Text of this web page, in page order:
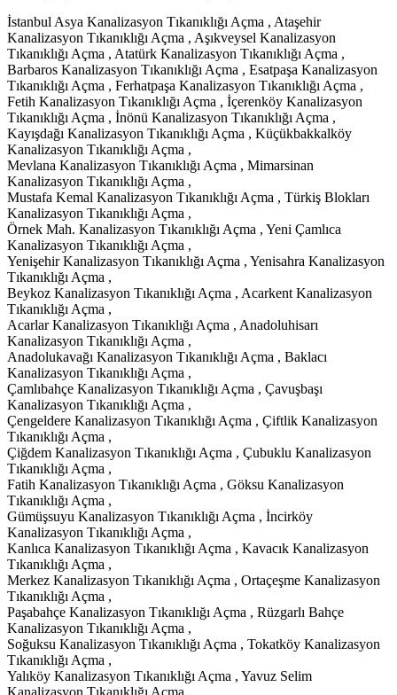
İstanbul Asya Kanalizasyon Tıkanıklığı Açma , Ataşehir
Kanalizasyon Tıkanıklığı Açma , Aşıkveysel Kanalizasyon
Tıkanıklığı Açma , Atatürk Kanalizasyon Tıkanıklığı Açma ,
Barbaros Kanalizasyon Tıkanıklığı Açma , Esatpaşa Kanalizasyon
Tıkanıklığı Açma , Ferhatpaşa Kanalizasyon Tıkanıklığı Açma ,
Fetih Kanalizasyon Tıkanıklığı Açma , İçerenköy Kanalizasyon
Tıkanıklığı Açma , İnönü Kanalizasyon Tıkanıklığı Açma ,
Kayışdağı Kanalizasyon Tıkanıklığı Açma , Küçükbakkalköy
Kanalizasyon Tıkanıklığı Açma ,
Mevlana Kanalizasyon Tıkanıklığı Açma , Mimarsinan
Kanalizasyon Tıkanıklığı Açma ,
Mustafa Kemal Kanalizasyon Tıkanıklığı Açma , Türkiş Blokları
Kanalizasyon Tıkanıklığı Açma ,
Örnek Mah. Kanalizasyon Tıkanıklığı Açma , Yeni Çamlıca
Kanalizasyon Tıkanıklığı Açma ,
Yenişehir Kanalizasyon Tıkanıklığı Açma , Yenisahra Kanalizasyon
Tıkanıklığı Açma ,
Beykoz Kanalizasyon Tıkanıklığı Açma , Acarkent Kanalizasyon
Tıkanıklığı Açma ,
Acarlar Kanalizasyon Tıkanıklığı Açma , Anadoluhisarı
Kanalizasyon Tıkanıklığı Açma ,
Anadolukavağı Kanalizasyon Tıkanıklığı Açma , Baklacı
Kanalizasyon Tıkanıklığı Açma ,
Çamlıbahçe Kanalizasyon Tıkanıklığı Açma , Çavuşbaşı
Kanalizasyon Tıkanıklığı Açma ,
Çengeldere Kanalizasyon Tıkanıklığı Açma , Çiftlik Kanalizasyon
Tıkanıklığı Açma ,
Çiğdem Kanalizasyon Tıkanıklığı Açma , Çubuklu Kanalizasyon
Tıkanıklığı Açma ,
Fatih Kanalizasyon Tıkanıklığı Açma , Göksu Kanalizasyon
Tıkanıklığı Açma ,
Gümüşsuyu Kanalizasyon Tıkanıklığı Açma , İncirköy
Kanalizasyon Tıkanıklığı Açma ,
Kanlıca Kanalizasyon Tıkanıklığı Açma , Kavacık Kanalizasyon
Tıkanıklığı Açma ,
Merkez Kanalizasyon Tıkanıklığı Açma , Ortaçeşme Kanalizasyon
Tıkanıklığı Açma ,
Paşabahçe Kanalizasyon Tıkanıklığı Açma , Rüzgarlı Bahçe
Kanalizasyon Tıkanıklığı Açma ,
Soğuksu Kanalizasyon Tıkanıklığı Açma , Tokatköy Kanalizasyon
Tıkanıklığı Açma ,
Yalıköy Kanalizasyon Tıkanıklığı Açma , Yavuz Selim
Kanalizasyon Tıkanıklığı Açma ,